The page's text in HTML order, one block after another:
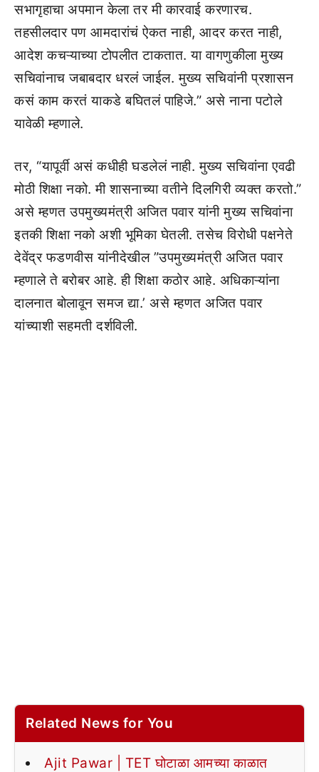
सभागृहाचा अपमान केला तर मी कारवाई करणारच.
तहसीलदार पण आमदारांचं ऐकत नाही, आदर करत नाही,
आदेश कचऱ्याच्या टोपलीत टाकतात. या वागणुकीला मुख्य
सचिवांनाच जबाबदार धरलं जाईल. मुख्य सचिवांनी प्रशासन
कसं काम करतं याकडे बघितलं पाहिजे.” असे नाना पटोले
यावेळी म्हणाले.
तर, “यापूर्वी असं कधीही घडलेलं नाही. मुख्य सचिवांना एवढी
मोठी शिक्षा नको. मी शासनाच्या वतीने दिलगिरी व्यक्त करतो.”
असे म्हणत उपमुख्यमंत्री अजित पवार यांनी मुख्य सचिवांना
इतकी शिक्षा नको अशी भूमिका घेतली. तसेच विरोधी पक्षनेते
देवेंद्र फडणवीस यांनीदेखील ”उपमुख्यमंत्री अजित पवार
म्हणाले ते बरोबर आहे. ही शिक्षा कठोर आहे. अधिकाऱ्यांना
दालनात बोलावून समज द्या.’ असे म्हणत अजित पवार
यांच्याशी सहमती दर्शविली.
Related News for You
Ajit Pawar | TET घोटाळा आमच्या काळात